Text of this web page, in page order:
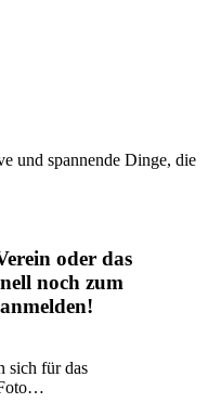
und spannende Dinge, die
oder das
noch zum
sich für das